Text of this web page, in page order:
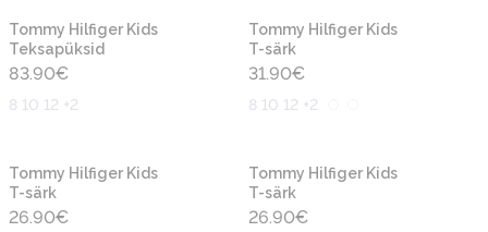
Tommy Hilfiger Kids
Teksapüksid
83.90€
8 10 12 +2
Tommy Hilfiger Kids
T-särk
31.90€
8 10 12 +2
Tommy Hilfiger Kids
T-särk
26.90€
Tommy Hilfiger Kids
T-särk
26.90€